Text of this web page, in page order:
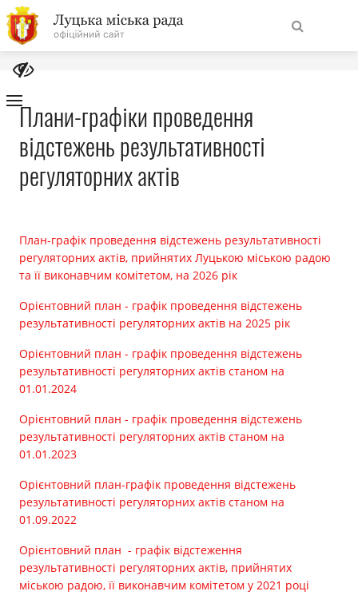
На
головну
Навігація
сайту
Про місто
Міська рада
Бюджет
Публічна інформація
Прозорість влади
Документи
Плани-графіки проведення
відстежень результативності
регуляторних актів
План-графік проведення відстежень результативності
регуляторних актів, прийнятих Луцькою міською радою
та її виконавчим комітетом, на 2026 рік
Орієнтовний план - графік проведення відстежень
результативності регуляторних актів на 2025 рік
Орієнтовний план - графік проведення відстежень
результативності регуляторних актів станом на
01.01.2024
Орієнтовний план - графік проведення відстежень
результативності регуляторних актів станом на
01.01.2023
Орієнтовний план-графік проведення відстежень
результативності регуляторних актів станом на
01.09.2022
Орієнтовний план - графік відстеження
результативності регуляторних актів, прийнятих
міською радою, її виконавчим комітетом у 2021 році